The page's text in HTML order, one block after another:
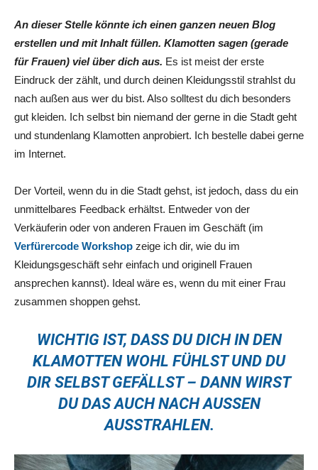
An dieser Stelle könnte ich einen ganzen neuen Blog
erstellen und mit Inhalt füllen. Klamotten sagen (gerade
für Frauen) viel über dich aus. Es ist meist der erste
Eindruck der zählt, und durch deinen Kleidungsstil strahlst du
nach außen aus wer du bist. Also solltest du dich besonders
gut kleiden. Ich selbst bin niemand der gerne in die Stadt geht
und stundenlang Klamotten anprobiert. Ich bestelle dabei gerne
im Internet.
Der Vorteil, wenn du in die Stadt gehst, ist jedoch, dass du ein
unmittelbares Feedback erhältst. Entweder von der
Verkäuferin oder von anderen Frauen im Geschäft (im
Verfürercode Workshop zeige ich dir, wie du im
Kleidungsgeschäft sehr einfach und originell Frauen
ansprechen kannst). Ideal wäre es, wenn du mit einer Frau
zusammen shoppen gehst.
WICHTIG IST, DASS DU DICH IN DEN
KLAMOTTEN WOHL FÜHLST UND DU
DIR SELBST GEFÄLLST – DANN WIRST
DU DAS AUCH NACH AUSSEN A
USSTRAHLEN.